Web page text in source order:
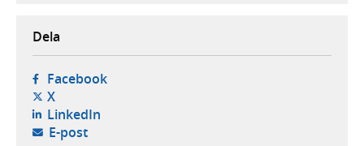
Dela
Facebook- öppnas i ny flik, extern webbplats,
X- öppnas i ny flik, extern webbplats,
LinkedIn- öppnas i ny flik, extern webbplats,
E-post- öppnar din e-postklient,